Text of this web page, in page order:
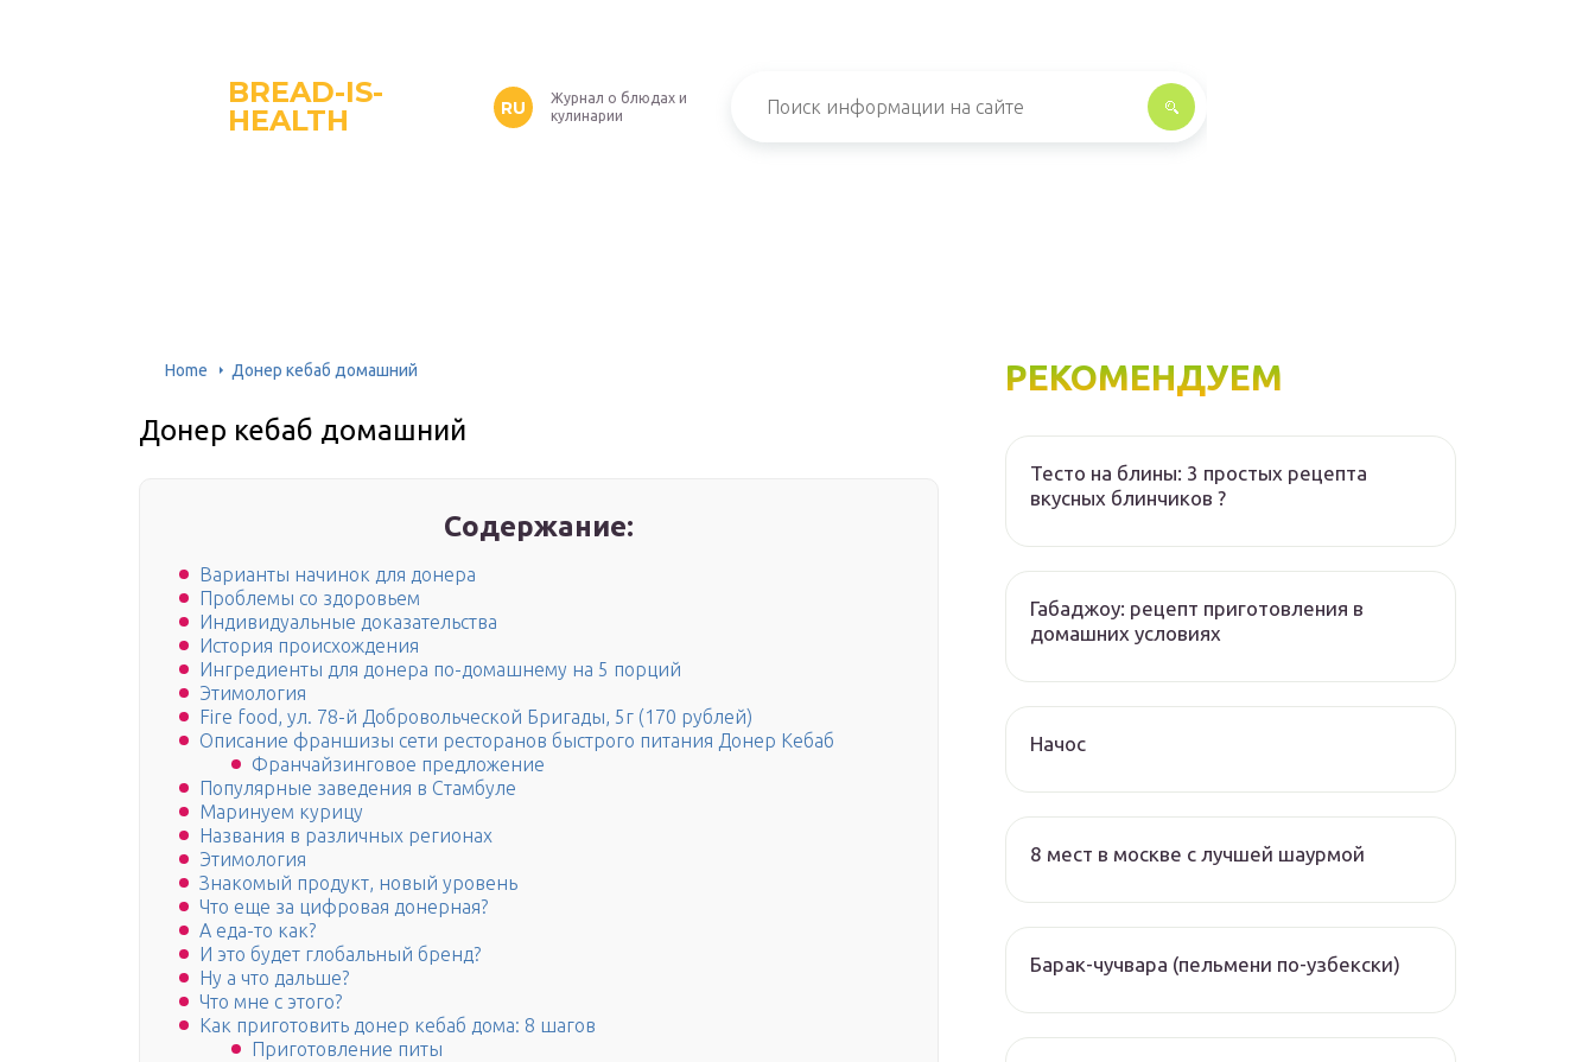
BREAD-IS-
HEALTH
RU
Журнал о блюдах и
кулинарии
Home Донер кебаб домашний
Донер кебаб домашний
Содержание:
Варианты начинок для донера
Проблемы со здоровьем
Индивидуальные доказательства
История происхождения
Ингредиенты для донера по-домашнему на 5 порций
Этимология
Fire food, ул. 78-й Добровольческой Бригады, 5г (170 рублей)
Описание франшизы сети ресторанов быстрого питания Донер Кебаб
Франчайзинговое предложение
Популярные заведения в Стамбуле
Маринуем курицу
Названия в различных регионах
Этимология
Знакомый продукт, новый уровень
Что еще за цифровая донерная?
А еда-то как?
И это будет глобальный бренд?
Ну а что дальше?
Что мне с этого?
Как приготовить донер кебаб дома: 8 шагов
Приготовление питы
РЕКОМЕНДУЕМ
Тесто на блины: 3 простых рецепта
вкусных блинчиков ?
Габаджоу: рецепт приготовления в
домашних условиях
Начос
8 мест в москве с лучшей шаурмой
Барак-чучвара (пельмени по-узбекски)